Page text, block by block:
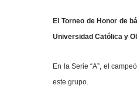
El Torneo de Honor de
Universidad Católica y
En la Serie “A”, el
este grupo.